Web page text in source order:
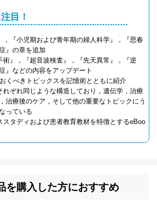
目！
，『小児期および青年期の婦人科学』，『思春
』の章を追加
術』，『超音波検査』，『先天異常』，『逆
』などの内容をアップデート
くべきトピックスを記憶術とともに紹介
れぞれ同じような構造しており，遺伝学，治療
治療後のケア，そして他の重要なトピックにう
っている
スタディおよび患者教育教材を特徴とするeBoo
を購入した方におすすめ